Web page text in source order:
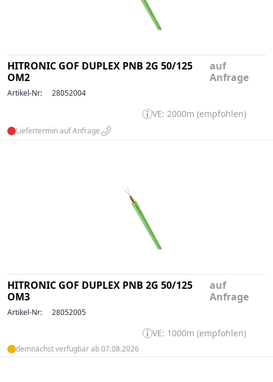
HITRONIC GOF DUPLEX PNB 2G 50/125
OM2
auf
Anfrage
Artikel-Nr: 28052004
VE: 2000m (empfohlen)
Liefertermin auf Anfrage
HITRONIC GOF DUPLEX PNB 2G 50/125
OM3
auf
Anfrage
Artikel-Nr: 28052005
VE: 1000m (empfohlen)
demnächst verfügbar ab 07.08.2026